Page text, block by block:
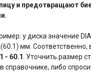
и предотвращают
у диска значение
мм. Соответственно,
- 60.1. Уточнить размер
либо